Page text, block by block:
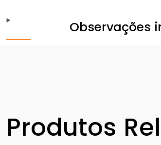
Observações
Produtos